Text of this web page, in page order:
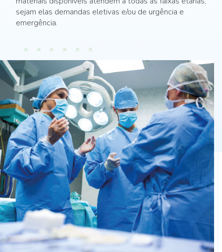
sejam elas demandas eletivas e/ou de urgência e
emergência.